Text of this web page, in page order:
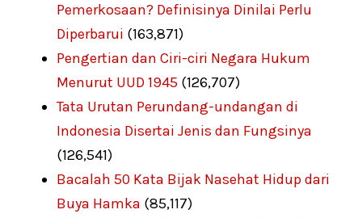
Pemerkosaan? Definisinya Dinilai Perlu
Diperbarui (163,871)
Pengertian dan Ciri-ciri Negara Hukum
Menurut UUD 1945 (126,707)
Tata Urutan Perundang-undangan di
Indonesia Disertai Jenis dan Fungsinya
(126,541)
Bacalah 50 Kata Bijak Nasehat Hidup dari
Buya Hamka (85,117)